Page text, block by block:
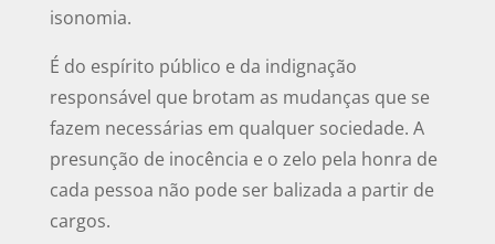
isonomia.
É do espírito público e da indignação
responsável que brotam as mudanças que se
fazem necessárias em qualquer sociedade. A
presunção de inocência e o zelo pela honra de
cada pessoa não pode ser balizada a partir de
cargos.